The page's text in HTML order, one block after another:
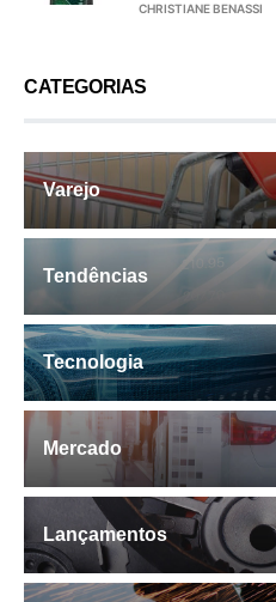
CHRISTIANE BENASSI
CATEGORIAS
Varejo
Tendências
Tecnologia
Mercado
Lançamentos